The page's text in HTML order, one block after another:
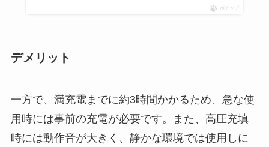
ポチップ
デメリット
一方で、満充電までに約3時間かかるため、急な使
用時には事前の充電が必要です。また、高圧充填
時には動作音が大きく、静かな環境では使用しに